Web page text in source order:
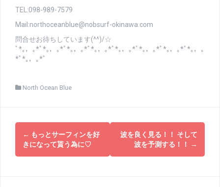
TEL:098-989-7579
Mail:northoceanblue@nobsurf-okinawa.com
問合せお待ちしています(^^)/☆
ﾟ*｡，｡*ﾟ*｡，｡*ﾟ*｡，｡*ﾟ*｡，｡*ﾟ*｡，｡*ﾟ*｡，｡*ﾟ*｡，｡*ﾟ*｡，｡
*ﾟ*｡，｡*ﾟ
North Ocean Blue
投
稿
← もっとサーフィンを好
きになって貰う為に♡
波を良く見る！！ そして
波を予測する！！
→